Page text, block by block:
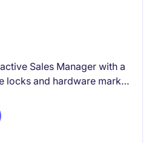
Sales Manager with a
locks and hardware market